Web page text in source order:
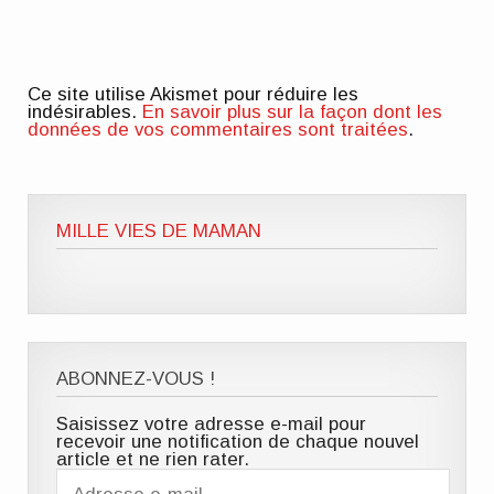
Ce site utilise Akismet pour réduire les
indésirables. En savoir plus sur la façon dont les
données de vos commentaires sont traitées.
MILLE VIES DE MAMAN
ABONNEZ-VOUS !
Saisissez votre adresse e-mail pour
recevoir une notification de chaque nouvel
article et ne rien rater.
Adresse